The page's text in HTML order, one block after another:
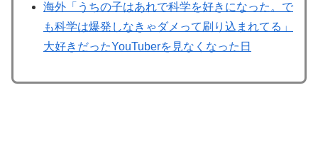
海外「うちの子はあれで科学を好きになった。で
も科学は爆発しなきゃダメって刷り込まれてる」
大好きだったYouTuberを見なくなった日